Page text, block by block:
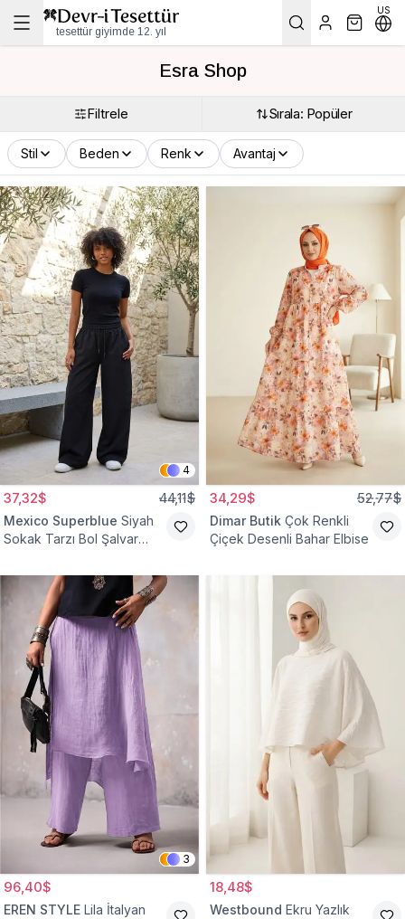
tesettür giyimde 12. yıl
US
Esra Shop
Filtrele Sırala: Popüler
Stil Beden Renk Avantaj
4
37,32$ 44,11$
Mexico Superblue Siyah
Sokak Tarzı Bol Şalvar
34,29$ 52,77$
Dimar Butik Çok Renkli
Çiçek Desenli Bahar Elbise
3
96,40$
EREN STYLE Lila İtalyan
18,48$
Westbound Ekru Yazlık